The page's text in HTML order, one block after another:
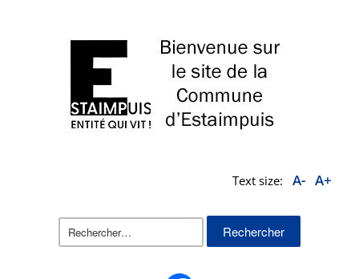
Text size: A- A+
Rechercher :